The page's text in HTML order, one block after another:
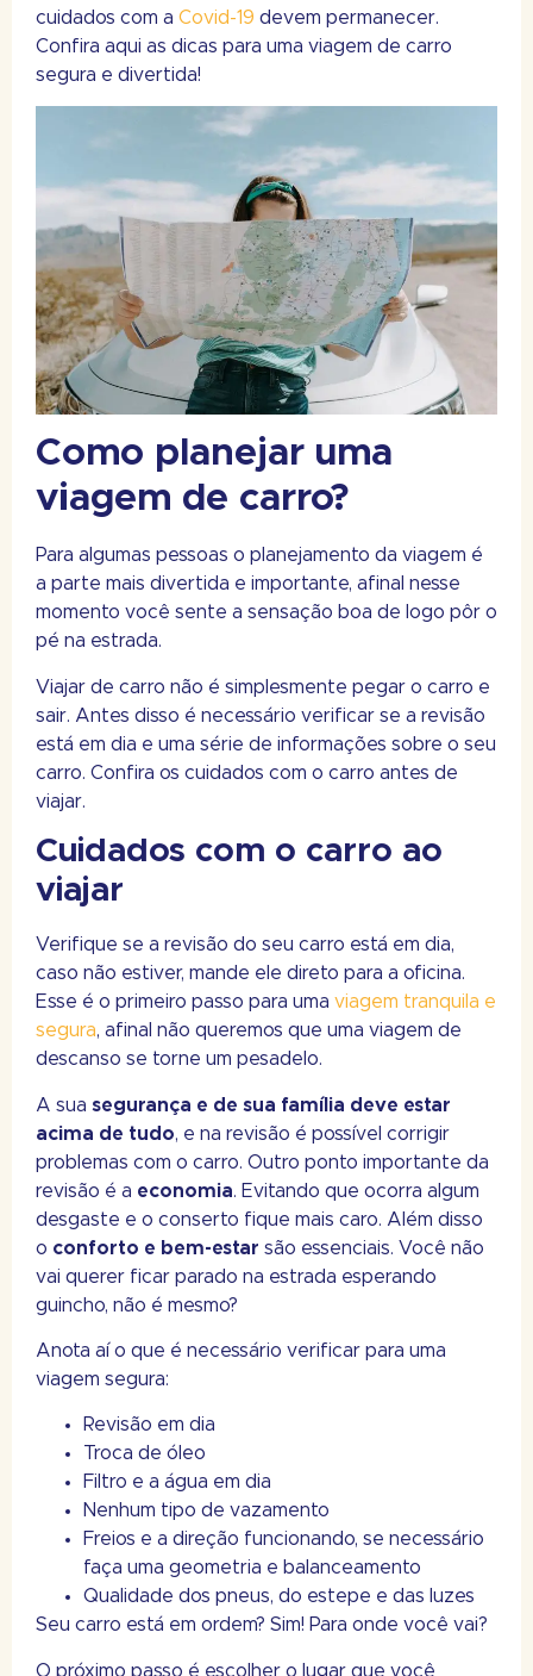
cuidados com a Covid-19 devem permanecer.
Confira aqui as dicas para uma viagem de carro
segura e divertida!
Como planejar uma
viagem de carro?
Para algumas pessoas o planejamento da viagem é
a parte mais divertida e importante, afinal nesse
momento você sente a sensação boa de logo pôr o
pé na estrada.
Viajar de carro não é simplesmente pegar o carro e
sair. Antes disso é necessário verificar se a revisão
está em dia e uma série de informações sobre o seu
carro. Confira os cuidados com o carro antes de
viajar.
Cuidados com o carro ao
viajar
Verifique se a revisão do seu carro está em dia,
caso não estiver, mande ele direto para a oficina.
Esse é o primeiro passo para uma viagem tranquila e
segura, afinal não queremos que uma viagem de
descanso se torne um pesadelo.
A sua segurança e de sua família deve estar
acima de tudo, e na revisão é possível corrigir
problemas com o carro. Outro ponto importante da
revisão é a economia. Evitando que ocorra algum
desgaste e o conserto fique mais caro. Além disso
o conforto e bem-estar são essenciais. Você não
vai querer ficar parado na estrada esperando
guincho, não é mesmo?
Anota aí o que é necessário verificar para uma
viagem segura:
Revisão em dia
Troca de óleo
Filtro e a água em dia
Nenhum tipo de vazamento
Freios e a direção funcionando, se necessário
faça uma geometria e balanceamento
Qualidade dos pneus, do estepe e das luzes
Seu carro está em ordem? Sim! Para onde você vai?
O próximo passo é escolher o lugar que você